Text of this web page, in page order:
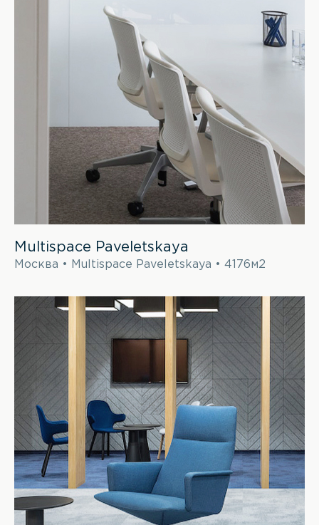
Multispace Paveletskaya
Москва • Multispace Paveletskaya • 4176м2